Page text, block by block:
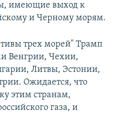
имеющие выход к
и Черному морям.
трех морей" Трамп
Венгрии, Чехии,
Литвы, Эстонии,
Ожидается, что
этим странам,
газа, и